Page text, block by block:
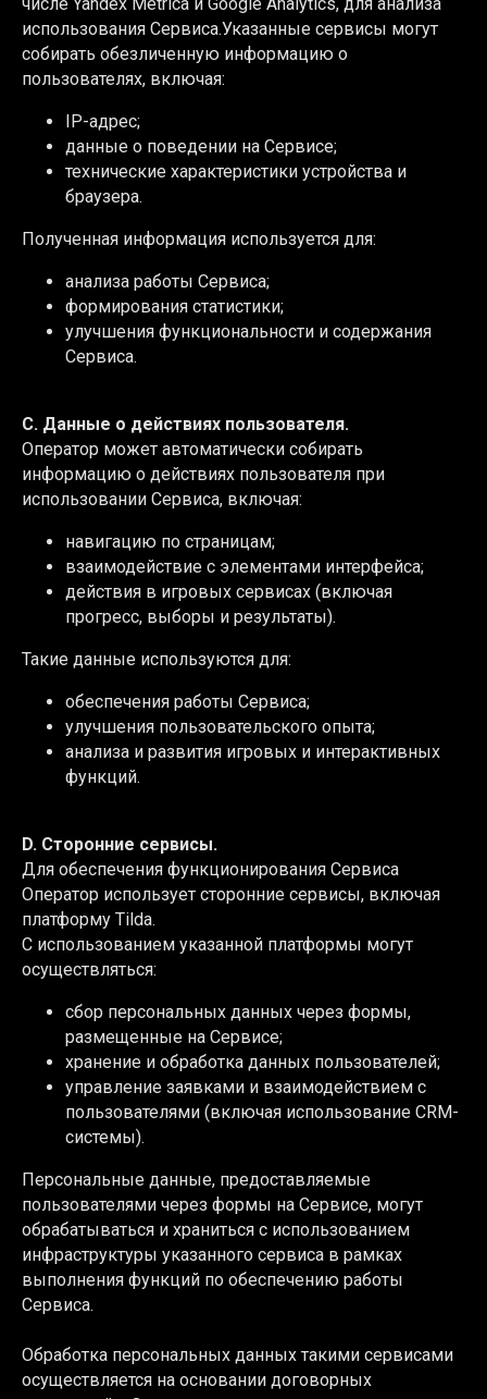
использования Сервиса.Указанные сервисы могут
собирать обезличенную информацию о
пользователях, включая:
IP-адрес;
данные о поведении на Сервисе;
технические характеристики устройства и
браузера.
Полученная информация используется для:
анализа работы Сервиса;
формирования статистики;
улучшения функциональности и содержания
Сервиса.
C. Данные о действиях пользователя.
Оператор может автоматически собирать
информацию о действиях пользователя при
использовании Сервиса, включая:
навигацию по страницам;
взаимодействие с элементами интерфейса;
действия в игровых сервисах (включая
прогресс, выборы и результаты).
Такие данные используются для:
обеспечения работы Сервиса;
улучшения пользовательского опыта;
анализа и развития игровых и интерактивных
функций.
D. Сторонние сервисы.
Для обеспечения функционирования Сервиса
Оператор использует сторонние сервисы, включая
платформу Tilda.
С использованием указанной платформы могут
осуществляться:
сбор персональных данных через формы,
размещенные на Сервисе;
хранение и обработка данных пользователей;
управление заявками и взаимодействием с
пользователями (включая использование CRM-
системы).
Персональные данные, предоставляемые
пользователями через формы на Сервисе, могут
обрабатываться и храниться с использованием
инфраструктуры указанного сервиса в рамках
выполнения функций по обеспечению работы
Сервиса.
Обработка персональных данных такими сервисами
осуществляется на основании договорных